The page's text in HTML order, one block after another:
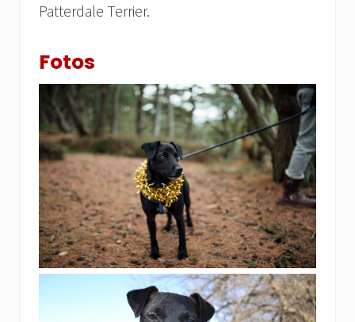
Patterdale Terrier.
Fotos